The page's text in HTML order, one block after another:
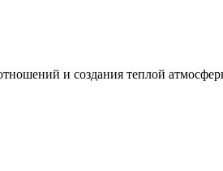
и создания теплой